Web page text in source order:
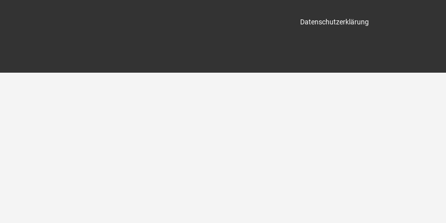
Datenschutzerklärung